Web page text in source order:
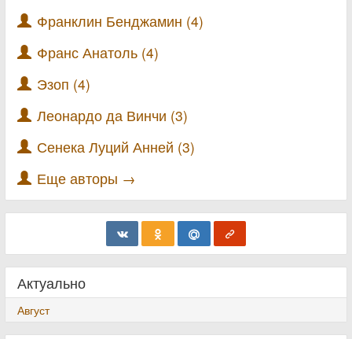
Франклин Бенджамин (4)
Франс Анатоль (4)
Эзоп (4)
Леонардо да Винчи (3)
Сенека Луций Анней (3)
Еще авторы →
Актуально
Август